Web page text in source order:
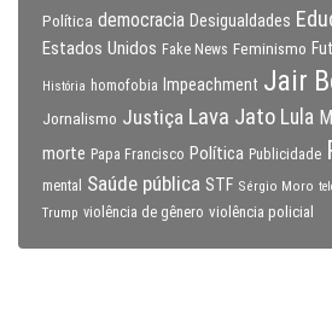
Política democracia Desigualdades
Estados Unidos Fake News Feminismo
História homofobia Impeachment Jair
Jornalismo Justiça Lava Jato Lula
morte Papa Francisco Política Publicidade
mental
Saúde pública STF Sérgio Moro
Trump violência de gênero violência policial